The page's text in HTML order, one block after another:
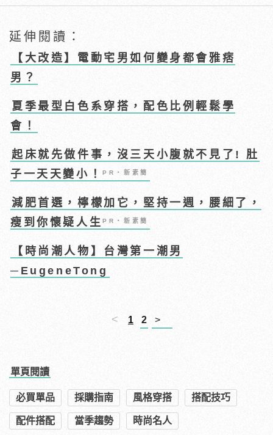
延伸閱讀：
【大改造】電動宅男如何變身都會雅痞
男？
夏季最型白色系穿搭，配色比例輕鬆學
會！
起床就先做件事，沒三天小腹就不見了! 肚
子一天天變小！PR・新素簡
減肥首選，檸檬加它，堅持一週，腰細了，
瘦到你懷疑人生PR・新素簡
【時尚潮人物】台灣第一潮男
─EugeneTong
< 1 2 >
單頁閱讀
必買單品 採購指南 風格穿搭 搭配技巧
配件搭配 當季趨勢 時尚名人